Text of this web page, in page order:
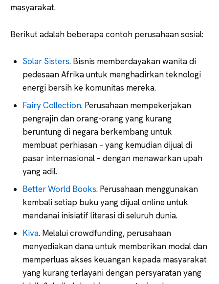
masyarakat.
Berikut adalah beberapa contoh perusahaan sosial:
Solar Sisters. Bisnis memberdayakan wanita di
pedesaan Afrika untuk menghadirkan teknologi
energi bersih ke komunitas mereka.
Fairy Collection. Perusahaan mempekerjakan
pengrajin dan orang-orang yang kurang
beruntung di negara berkembang untuk
membuat perhiasan – yang kemudian dijual di
pasar internasional – dengan menawarkan upah
yang adil.
Better World Books. Perusahaan menggunakan
kembali setiap buku yang dijual online untuk
mendanai inisiatif literasi di seluruh dunia.
Kiva. Melalui crowdfunding, perusahaan
menyediakan dana untuk memberikan modal dan
memperluas akses keuangan kepada masyarakat
yang kurang terlayani dengan persyaratan yang